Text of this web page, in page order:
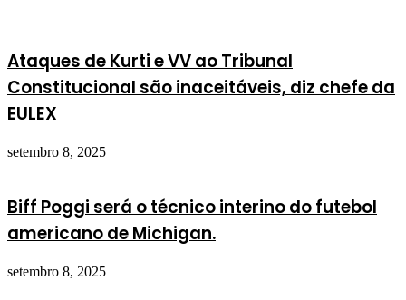
Ataques de Kurti e VV ao Tribunal
Constitucional são inaceitáveis, diz chefe da
EULEX
setembro 8, 2025
Biff Poggi será o técnico interino do futebol
americano de Michigan.
setembro 8, 2025